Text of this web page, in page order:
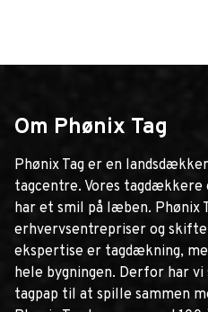
Woodhub
Om Phønix Tag
Phønix Tag er en
tagcentre. Vores
har et smil på læben. Phønix
erhvervsentrepriser og
ekspertise er tagdækning,
hele bygningen. Derfor har
tagpap til at spille sammen